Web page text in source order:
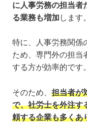
に人事労務の担当者
る業務も増加 します。
特に、人事労務関係
ため、専門外の担当
する方が効率的です。
そのため、 担当者が
で、社労士を外注す
頼する企業も多くあ